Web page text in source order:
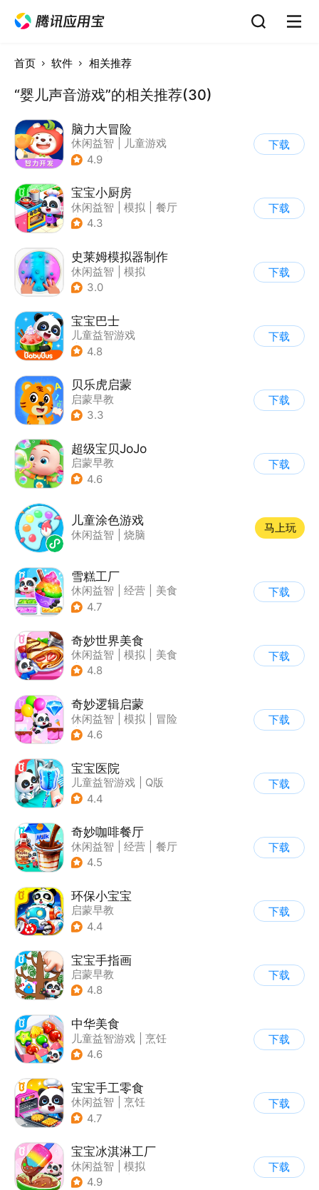
首页 软件 相关推荐
“婴儿声音游戏”的相关推荐(30)
脑力大冒险
休闲益智
儿童游戏
| 卡通
4.9
下载
宝宝小厨房
休闲益智 模拟
餐厅
| 宝宝巴士
4.3
下载
史莱姆模拟器制作
休闲益智
模拟
| 史莱姆
3.0
下载
宝宝巴士
儿童益智游戏
| 启蒙早教
4.8
下载
贝乐虎启蒙
启蒙早教
3.3
下载
超级宝贝JoJo
启蒙早教
4.6
下载
儿童涂色游戏
休闲益智 烧脑
马上玩
雪糕工厂
休闲益智 经营
美食
| 宝宝巴士
4.7
下载
奇妙世界美食
休闲益智 模拟
美食
| 宝宝巴士
4.8
下载
奇妙逻辑启蒙
休闲益智 模拟
冒险
| 宝宝巴士
4.6
下载
宝宝医院
儿童益智游戏
Q版
4.4
下载
奇妙咖啡餐厅
休闲益智 经营
餐厅
| 宝宝巴士
4.5
下载
环保小宝宝
启蒙早教
4.4
下载
宝宝手指画
启蒙早教
4.8
下载
中华美食
儿童益智游戏
烹饪
4.6
下载
宝宝手工零食
休闲益智
烹饪
| 宝宝巴士
4.7
下载
宝宝冰淇淋工厂
休闲益智
模拟
| 宝宝巴士
4.9
下载